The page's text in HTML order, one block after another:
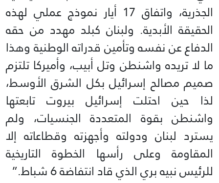
الجذرية، واتفاق 17 أيار نموذج عملي لهذه
الحقيقة الأبدية. ولبنان كبلد مهدد من حقه
الدفاع عن نفسه وتأمين قدراته الوطنية وهذا
ما لا تريده واشنطن وتل أبيب، وأميركا تلتزم
صميم مصالح إسرائيل بكل الشرق الأوسط،
لذا حين احتلت إسرائيل بيروت تابعتها
واشنطن بقوة المتعددة الجنسيات، ولم
يسترد لبنان ودولته وأجهزته وقطاعاته إلا
المقاومة وعلى رأسها الخطوة التاريخية
للرئيس نبيه بري الذي قاد انتفاضة 6 شباط.”